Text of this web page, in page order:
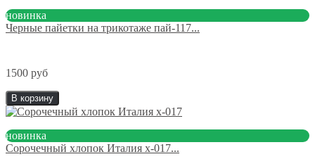
новинка
Черные пайетки на трикотаже пай-117...
1500 руб
В корзину
новинка
Сорочечный хлопок Италия х-017...